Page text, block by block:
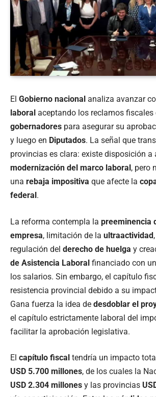
El Gobierno nacional analiza avanzar
laboral aceptando los reclamos fiscales
gobernadores para asegurar su
y luego en Diputados. La señal que
provincias es clara: existe disposición a
modernización del marco laboral , pero
una rebaja impositiva que afecte la
federal .
La reforma contempla la preeminencia
empresa, limitación de la ultraactividad,
regulación del derecho de huelga y
de Asistencia Laboral financiado con
los salarios. Sin embargo, el capítulo
resistencia provincial debido a su
Gana fuerza la idea de desdoblar el
el capítulo estrictamente laboral del
facilitar la aprobación legislativa.
El capítulo fiscal tendría un impacto
USD 5.700 millones, de los cuales la
USD 2.304 millones y las provincias